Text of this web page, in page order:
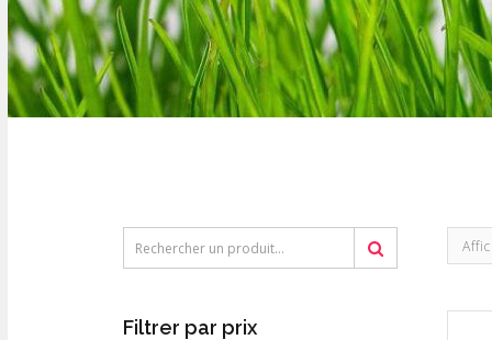
Filtrer par prix